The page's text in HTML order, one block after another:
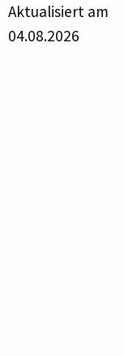
Aktualisiert am
04.08.2026